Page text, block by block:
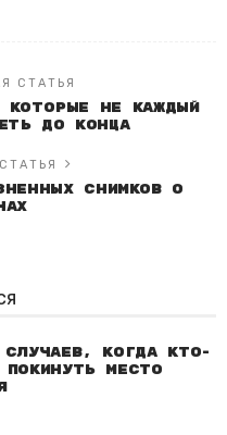
СТАТЬЯ
которые не каждый
до конца
снимков о
случаев, когда кто-
место